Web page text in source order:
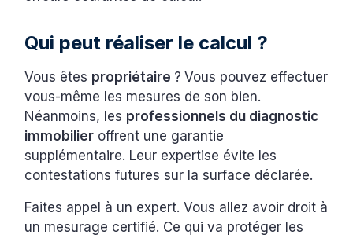
Qui peut réaliser le calcul ?
Vous êtes propriétaire ? Vous pouvez effectuer
vous-même les mesures de son bien.
Néanmoins, les professionnels du diagnostic
immobilier offrent une garantie
supplémentaire. Leur expertise évite les
contestations futures sur la surface déclarée.
Faites appel à un expert. Vous allez avoir droit à
un mesurage certifié. Ce qui va protéger les